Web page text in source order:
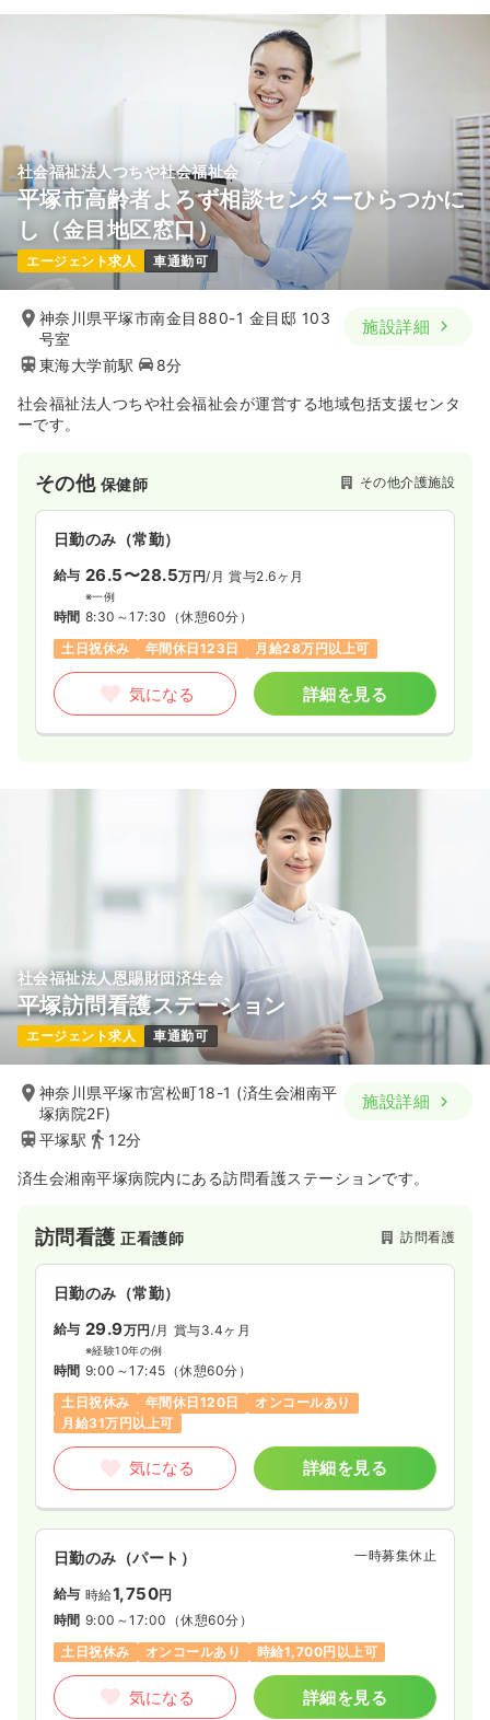
社会福祉法人つちや社会福祉会
平塚市高齢者よろず相談センターひらつかに
し（金目地区窓口）
エージェント求人 車通勤可
神奈川県平塚市南金目880-1 金目邸 103
号室
東海大学前駅
8分
施設詳細
社会福祉法人つちや社会福祉会が運営する地域包括支援センタ
ーです。
その他 保健師 その他介護施設
日勤のみ（常勤）
給与 26.5〜28.5万円/月 賞与2.6ヶ月
※一例
時間 8:30～17:30 （休憩60分）
土日祝休み
年間休日123日 月給28万円以上可
気になる 詳細を見る
社会福祉法人恩賜財団済生会
平塚訪問看護ステーション
エージェント求人 車通勤可
神奈川県平塚市宮松町18-1 (済生会湘南平
塚病院2F)
平塚駅
12分
施設詳細
済生会湘南平塚病院内にある訪問看護ステーションです。
訪問看護正看護師 訪問看護
日勤のみ（常勤）
給与 29.9万円/月 賞与3.4ヶ月
※経験10年の例
時間 9:00～17:45 （休憩60分）
土日祝休み
年間休日120日
オンコールあり
月給31万円以上可
気になる 詳細を見る
日勤のみ（パート） 一時募集休止
給与 時給1,750円
時間 9:00～17:00 （休憩60分）
土日祝休み
オンコールあり 時給1,700円以上可
気になる 詳細を見る